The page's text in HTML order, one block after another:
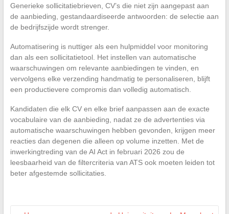
Generieke sollicitatiebrieven, CV’s die niet zijn aangepast aan
de aanbieding, gestandaardiseerde antwoorden: de selectie aan
de bedrijfszijde wordt strenger.
Automatisering is nuttiger als een hulpmiddel voor monitoring
dan als een sollicitatietool. Het instellen van automatische
waarschuwingen om relevante aanbiedingen te vinden, en
vervolgens elke verzending handmatig te personaliseren, blijft
een productievere compromis dan volledig automatisch.
Kandidaten die elk CV en elke brief aanpassen aan de exacte
vocabulaire van de aanbieding, nadat ze de advertenties via
automatische waarschuwingen hebben gevonden, krijgen meer
reacties dan degenen die alleen op volume inzetten. Met de
inwerkingtreding van de AI Act in februari 2026 zou de
leesbaarheid van de filtercriteria van ATS ook moeten leiden tot
beter afgestemde sollicitaties.